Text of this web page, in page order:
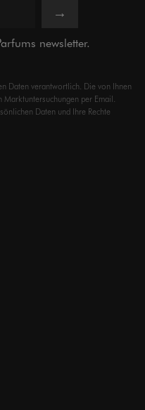
→
newsletter.
Daten verantwortlich. Die von Ihnen
per Email.
Daten und Ihre Rechte